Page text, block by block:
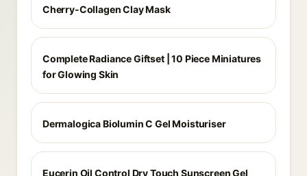
Cherry-Collagen Clay Mask
Complete Radiance Giftset | 10 Piece Miniatures
for Glowing Skin
Dermalogica Biolumin C Gel Moisturiser
Eucerin Oil Control Dry Touch Sunscreen Gel